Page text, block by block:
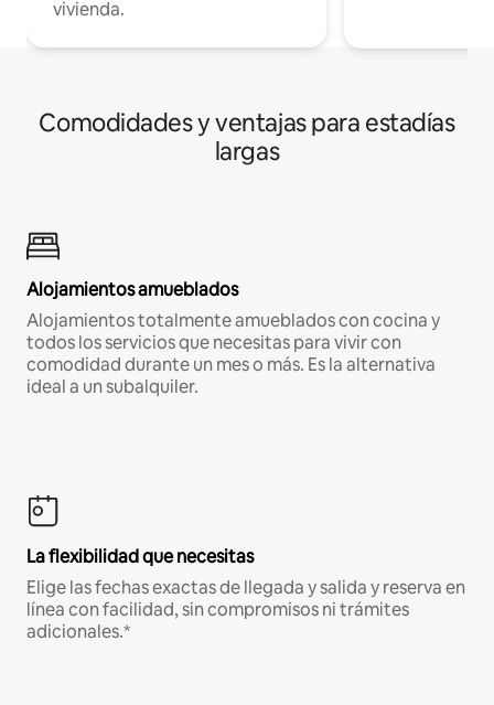
vivienda.
Comodidades y ventajas para estadías
largas
Alojamientos amueblados
Alojamientos totalmente amueblados con cocina y
todos los servicios que necesitas para vivir con
comodidad durante un mes o más. Es la alternativa
ideal a un subalquiler.
La flexibilidad que necesitas
Elige las fechas exactas de llegada y salida y reserva en
línea con facilidad, sin compromisos ni trámites
adicionales.*